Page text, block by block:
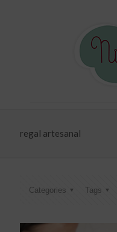
regal artesanal
Categories Tags